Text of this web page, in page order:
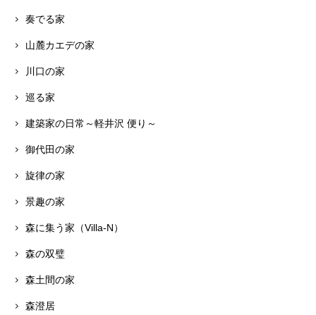
奏でる家
山麓カエデの家
川口の家
巡る家
建築家の日常～軽井沢 便り～
御代田の家
旋律の家
景趣の家
森に集う家（Villa-N）
森の双璧
森土間の家
森澄居